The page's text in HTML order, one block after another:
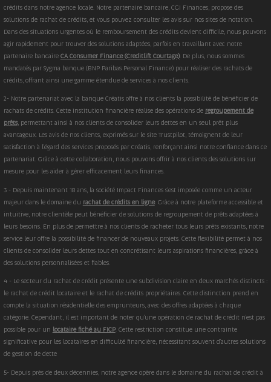
crédits dans notre agence locale. Notre partenaire bancaire, CGI Finances, propose des
solutions de rachat de crédits, et vous pouvez consulter les avis sur nos sites de notation.
Dans des situations urgentes où le remboursement des crédits devient difficile, nous pouvons
agir rapidement pour trouver des solutions adaptées, parfois en travaillant avec notre
partenaire bancaire CA Consumer Finance (Creditlift Courtage). De plus, nous sommes
mandatés par Sygma banque (BNP Paribas Personal Finance) pour réaliser des rachats de
crédits, offrant ainsi une gamme étendue de services à nos clients.
2- Notre partenariat avec la banque Créatis offre à nos clients la possibilité de bénéficier de
rachats de crédits. Cette institution financière réalise des opérations de regroupement de
prêts, permettant ainsi à nos clients de consolider leurs dettes en un seul prêt plus
avantageux. Les avis de nos clients, exprimés sur le site Trustpilot, témoignent de leur
satisfaction à l'égard des services proposés par Créatis, renforçant ainsi notre confiance dans ce
partenariat. Grâce à cette collaboration, nous pouvons offrir à nos clients des solutions sur
mesure pour les aider à gérer efficacement leurs finances.
3 - Depuis maintenant 18 ans, la société Impact Finances s'est imposée comme un acteur
majeur dans le domaine du rachat de crédits en ligne. Grâce à notre plateforme accessible et
intuitive, notre clientèle peut bénéficier de solutions de regroupement de prêts adaptées à
leurs besoins. En plus de permettre à nos clients de racheter tous leurs prêts existants, notre
service leur offre la possibilité de financer de nouveaux projets. Cette flexibilité permet à nos
clients de consolider leurs dettes tout en concrétisant leurs aspirations financières, grâce à
des solutions personnalisées et fiables.
4 - Le secteur du rachat de crédit présente une subdivision claire en deux marchés distincts :
le rachat de crédit locataire et le rachat de crédits propriétaires. Cette distinction prend en
compte la situation résidentielle des emprunteurs, avec des offres adaptées à chaque
catégorie. Cependant, il est important de noter qu'une opération de rachat de crédit n'est pas
possible pour un locataire fiché au FICP. Cette restriction constitue une contrainte
significative pour les locataires en difficulté financière, nécessitant souvent d'autres solutions
de gestion de dette
5- Depuis près de deux décennies, notre agence opère dans le domaine du rachat de crédit à